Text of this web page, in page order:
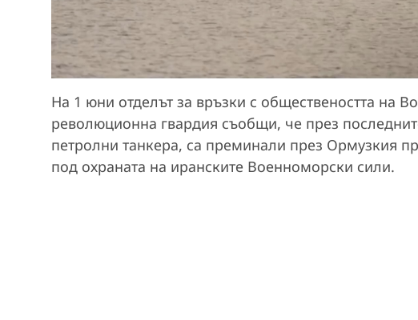
На 1 юни отделът за връзки с обществеността на
революционна гвардия съобщи, че през
петролни танкера, са преминали през Ормузкия
под охраната на иранските Военноморски сили.